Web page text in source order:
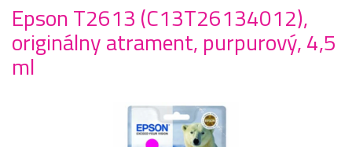
Epson T2613 (C13T26134012),
originálny atrament, purpurový, 4,5
ml